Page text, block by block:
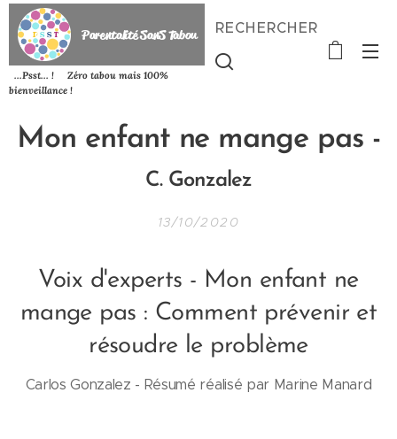
Parentalité SanSTabou
...Psst... ! Zéro tabou mais 100%
bienveillance !
RECHERCHER
Mon enfant ne mange pas -
C. Gonzalez
13/10/2020
Voix d'experts - Mon enfant ne
mange pas : Comment prévenir et
résoudre le problème
Carlos Gonzalez - Résumé réalisé par Marine Manard